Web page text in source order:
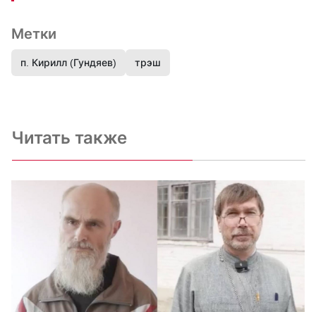
Метки
п. Кирилл (Гундяев) трэш
Читать также